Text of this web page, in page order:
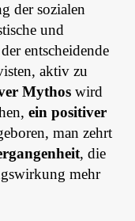
der sozialen
und
entscheidende
aktiv zu
Mythos wird
ein positiver
man zehrt
, die
mehr